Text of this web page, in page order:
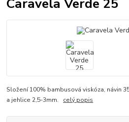
Složení 100% bambusová viskóza, návin
a jehlice 2,5-3mm. celý popis